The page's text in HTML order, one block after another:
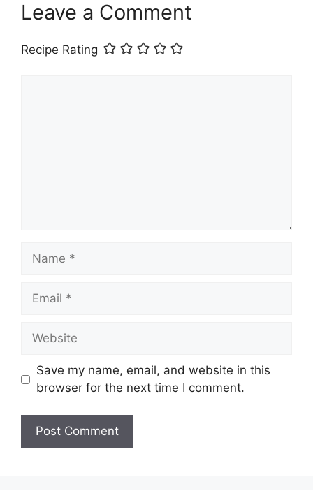
Leave a Comment
Recipe Rating
Name
Email
Website
Save my name, email, and website in this
browser for the next time I comment.